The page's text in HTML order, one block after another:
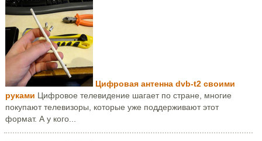
Цифровая антенна dvb-t2 своими
руками Цифровое телевидение шагает по стране, многие
покупают телевизоры, которые уже поддерживают этот
формат. А у кого...